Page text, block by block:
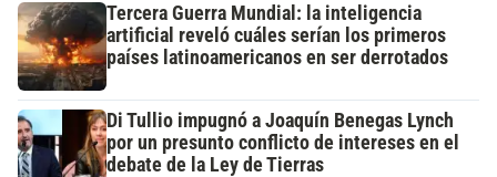
Tercera Guerra Mundial: la inteligencia
artificial reveló cuáles serían los primeros
países latinoamericanos en ser derrotados
Di Tullio impugnó a Joaquín Benegas Lynch
por un presunto conflicto de intereses en el
debate de la Ley de Tierras